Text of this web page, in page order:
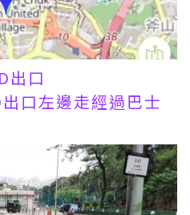
出口
出口左邊走經過巴士